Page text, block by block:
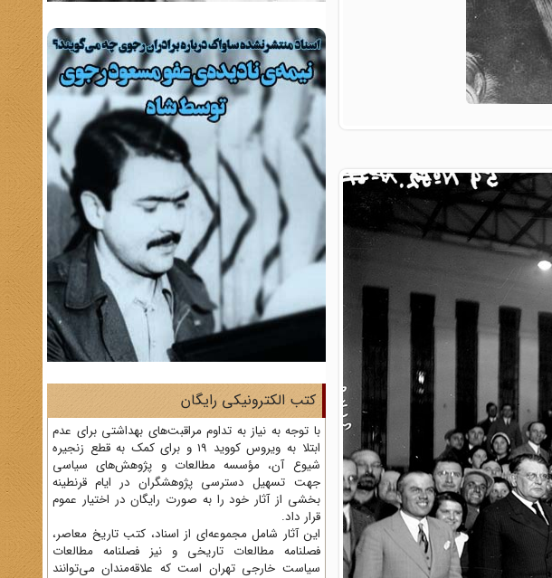
کتب الکترونیکی رایگان
با توجه به نیاز به تداوم مراقبت‌های بهداشتی برای عدم
ابتلا به ویروس کووید 19 و برای کمک به قطع زنجیره
شیوع آن، مؤسسه مطالعات و پژوهش‌های سیاسی
جهت تسهیل دسترسی پژوهشگران در ایام قرنطینه
بخشی از آثار خود را به صورت رایگان در اختیار عموم
قرار داد.
این آثار شامل مجموعه‌ای از اسناد، کتب تاریخ معاصر،
فصلنامه‌ مطالعات تاریخی و نیز فصلنامه مطالعات
سیاست خارجی تهران است که علاقه‌مندان می‌توانند